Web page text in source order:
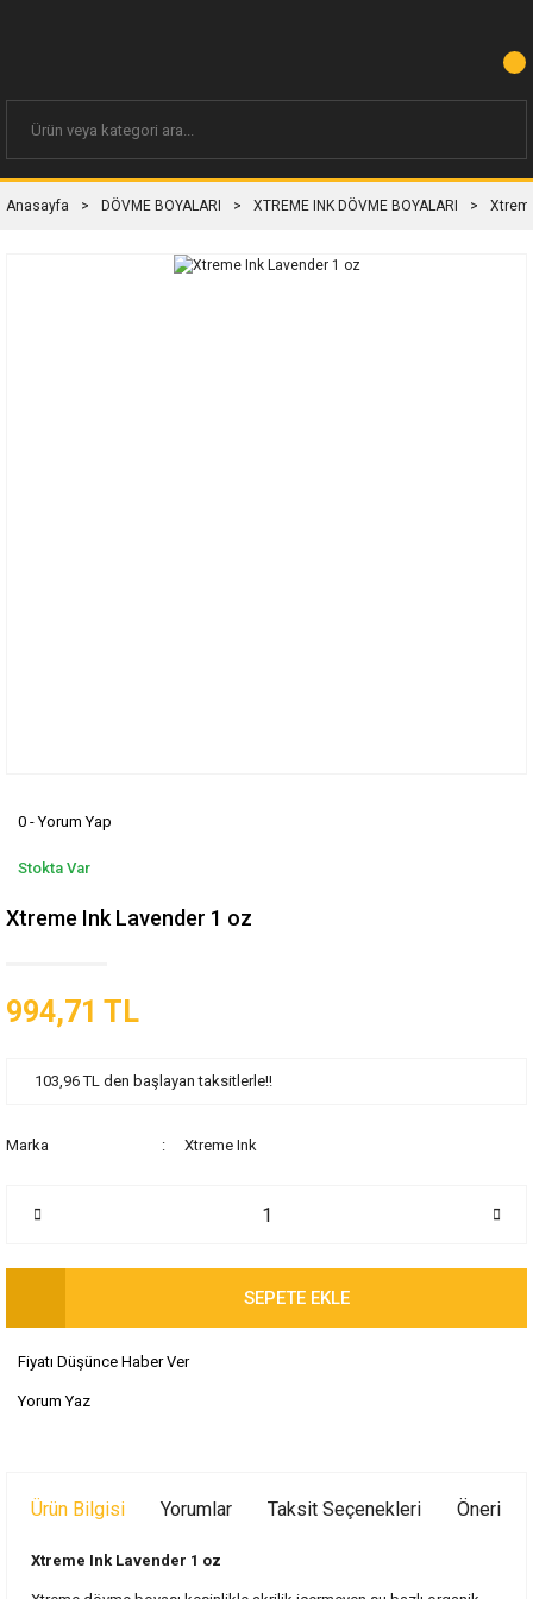
Anasayfa DÖVME BOYALARI XTREME INK DÖVME BOYALARI
0 - Yorum Yap
Stokta Var
Xtreme Ink Lavender 1 oz
994,71 TL
103,96 TL den başlayan taksitlerle!!
Marka Xtreme Ink
SEPETE EKLE
Fiyatı Düşünce Haber Ver
Yorum Yaz
Ürün Bilgisi Yorumlar Taksit Seçenekleri
Xtreme Ink Lavender 1 oz